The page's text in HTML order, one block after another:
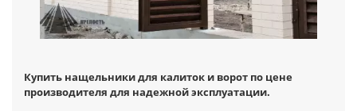
Купить нащельники для калиток и ворот по цене
производителя для надежной эксплуатации.